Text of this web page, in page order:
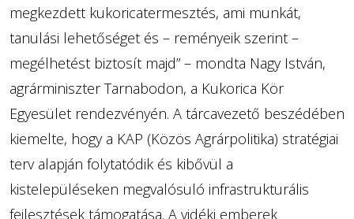
megkezdett kukoricatermesztés, ami munkát,
tanulási lehetőséget és – reményeik szerint –
megélhetést biztosít majd” – mondta Nagy István,
agrárminiszter Tarnabodon, a Kukorica Kör
Egyesület rendezvényén. A tárcavezető beszédében
kiemelte, hogy a KAP (Közös Agrárpolitika) stratégiai
terv alapján folytatódik és kibővül a
kistelepüléseken megvalósuló infrastrukturális
fejlesztések támogatása. A vidéki emberek